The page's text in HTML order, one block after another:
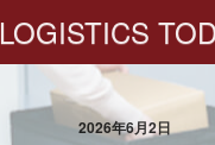
LOGISTICS
2026年6月2日